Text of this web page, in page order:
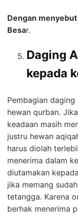
Dengan
Besar.
Daging
kepada
Pembagian
hewan qurban.
keadaan masih
justru hewan
harus diolah
menerima dalam
diutamakan
jika memang
tetangga. Karena
berhak menerima